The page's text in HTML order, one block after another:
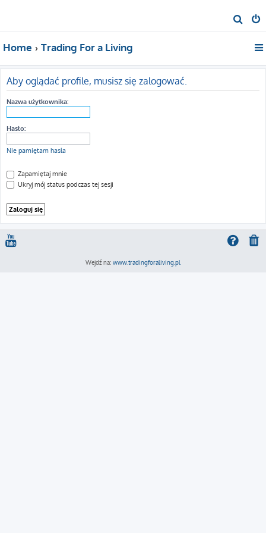
z
j
Home Trading For a Living
Aby oglądać profile, musisz się zalogować.
Nazwa użytkownika:
Hasło:
Nie pamiętam hasła
Zapamiętaj mnie
Ukryj mój status podczas tej sesji
Wejdź na: www.tradingforaliving.pl